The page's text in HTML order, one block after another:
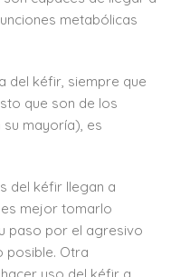
metabólicas
del kéfir, siempre que
que son de los
mayoría), es
del kéfir llegan a
mejor tomarlo
paso por el agresivo
posible. Otra